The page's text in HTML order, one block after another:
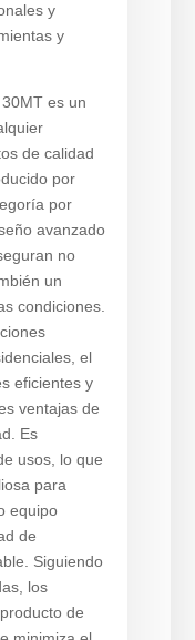
y
y
es un
de calidad
por
por
avanzado
no
un
condiciones.
el
eficientes y
ventajas de
Es
usos, lo que
para
equipo
de
Siguiendo
los
de